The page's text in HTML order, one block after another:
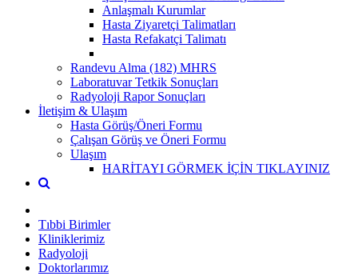
Anlaşmalı Kurumlar
Hasta Ziyaretçi Talimatları
Hasta Refakatçi Talimatı
Randevu Alma (182) MHRS
Laboratuvar Tetkik Sonuçları
Radyoloji Rapor Sonuçları
İletişim & Ulaşım
Hasta Görüş/Öneri Formu
Çalışan Görüş ve Öneri Formu
Ulaşım
HARİTAYI GÖRMEK İÇİN TIKLAYINIZ
Tıbbi Birimler
Kliniklerimiz
Radyoloji
Doktorlarımız